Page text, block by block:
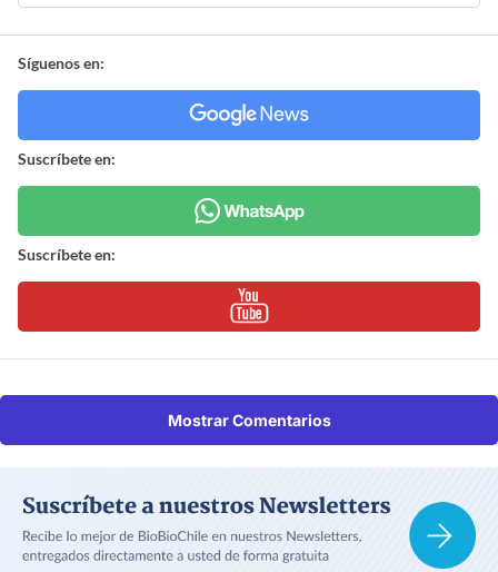
Síguenos en:
Suscríbete en:
Suscríbete en:
Mostrar Comentarios